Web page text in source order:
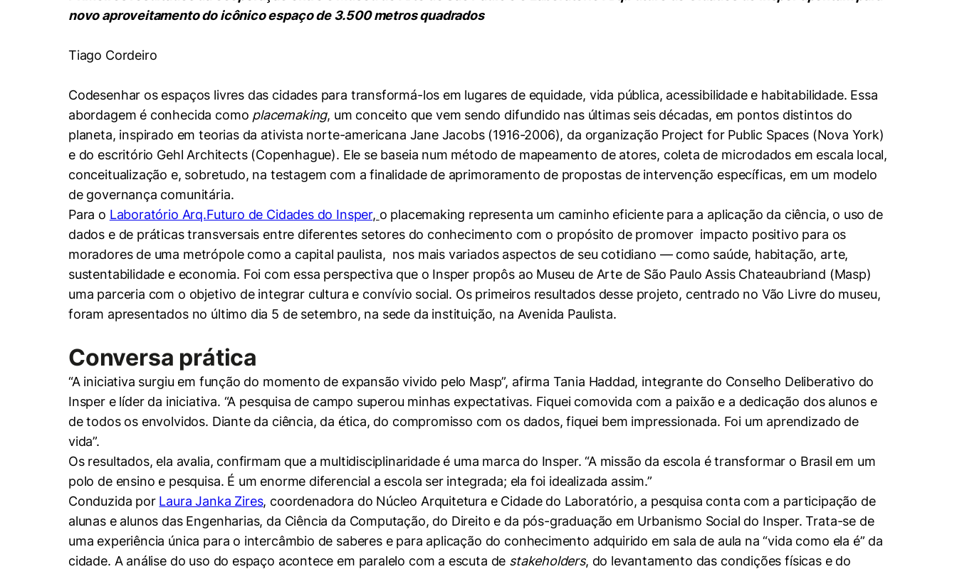
Hub de Inovação e
Women in Action
Sala de Imprensa
Pesquisa na Graduação
Comitê de Ética em
Pesquisa
Linkedin
novo aproveitamento do icônico espaço de 3.500 metros quadrados
Tiago Cordeiro
Codesenhar os espaços livres das cidades para transformá-los em lugares de equidade, vida pública, acessibilidade e habitabilidade. Essa
abordagem é conhecida como placemaking, um conceito que vem sendo difundido nas últimas seis décadas, em pontos distintos do
planeta, inspirado em teorias da ativista norte-americana Jane Jacobs (1916-2006), da organização Project for Public Spaces (Nova York)
e do escritório Gehl Architects (Copenhague). Ele se baseia num método de mapeamento de atores, coleta de microdados em escala local,
conceitualização e, sobretudo, na testagem com a finalidade de aprimoramento de propostas de intervenção específicas, em um modelo
de governança comunitária.
Para o Laboratório Arq.Futuro de Cidades do Insper, o placemaking representa um caminho eficiente para a aplicação da ciência, o uso de
dados e de práticas transversais entre diferentes setores do conhecimento com o propósito de promover impacto positivo para os
moradores de uma metrópole como a capital paulista, nos mais variados aspectos de seu cotidiano — como saúde, habitação, arte,
sustentabilidade e economia. Foi com essa perspectiva que o Insper propôs ao Museu de Arte de São Paulo Assis Chateaubriand (Masp)
uma parceria com o objetivo de integrar cultura e convívio social. Os primeiros resultados desse projeto, centrado no Vão Livre do museu,
foram apresentados no último dia 5 de setembro, na sede da instituição, na Avenida Paulista.
Conversa prática
“A iniciativa surgiu em função do momento de expansão vivido pelo Masp”, afirma Tania Haddad, integrante do Conselho Deliberativo do
Insper e líder da iniciativa. “A pesquisa de campo superou minhas expectativas. Fiquei comovida com a paixão e a dedicação dos alunos e
de todos os envolvidos. Diante da ciência, da ética, do compromisso com os dados, fiquei bem impressionada. Foi um aprendizado de
vida”.
Os resultados, ela avalia, confirmam que a multidisciplinaridade é uma marca do Insper. “A missão da escola é transformar o Brasil em um
polo de ensino e pesquisa. É um enorme diferencial a escola ser integrada; ela foi idealizada assim.”
Conduzida por Laura Janka Zires, coordenadora do Núcleo Arquitetura e Cidade do Laboratório, a pesquisa conta com a participação de
alunas e alunos das Engenharias, da Ciência da Computação, do Direito e da pós-graduação em Urbanismo Social do Insper. Trata-se de
uma experiência única para o intercâmbio de saberes e para aplicação do conhecimento adquirido em sala de aula na “vida como ela é” da
cidade. A análise do uso do espaço acontece em paralelo com a escuta de stakeholders, do levantamento das condições físicas e do